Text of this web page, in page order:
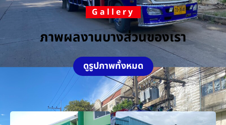
Gallery
ภาพผลงานบางส่วนของเรา
ดูรูปภาพทั้งหมด